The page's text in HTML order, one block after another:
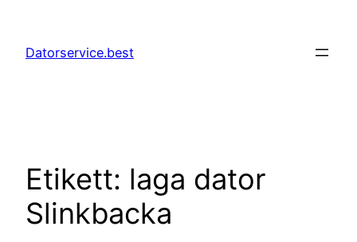
innehåll
Datorservice.best
Etikett: laga dator
Slinkbacka